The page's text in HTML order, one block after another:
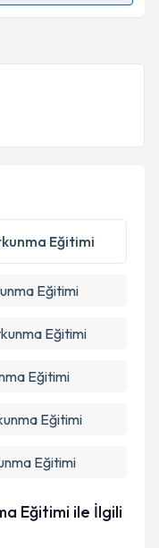
bilgilendireceğiz.
ilişkinAydınlatma
belirtilen
ediyorum.
Eğitimi
Eğitimi
Eğitimi
Eğitimi
Eğitimi
Eğitimi
Eğitimi ile İlgili